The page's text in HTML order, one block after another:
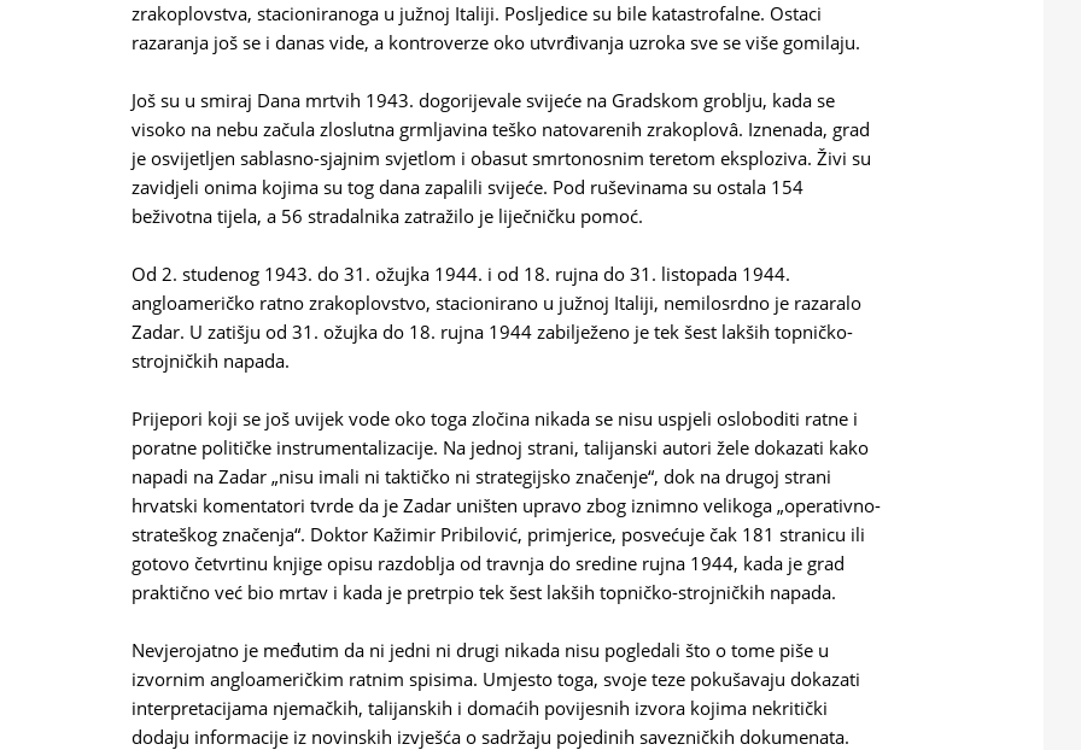
zrakoplovstva, stacioniranoga u južnoj Italiji. Posljedice su bile katastrofalne. Ostaci
razaranja još se i danas vide, a kontroverze oko utvrđivanja uzroka sve se više gomilaju.
Još su u smiraj Dana mrtvih 1943. dogorijevale svijeće na Gradskom groblju, kada se
visoko na nebu začula zloslutna grmljavina teško natovarenih zrakoplovâ. Iznenada, grad
je osvijetljen sablasno-sjajnim svjetlom i obasut smrtonosnim teretom eksploziva. Živi su
zavidjeli onima kojima su tog dana zapalili svijeće. Pod ruševinama su ostala 154
beživotna tijela, a 56 stradalnika zatražilo je liječničku pomoć.
Od 2. studenog 1943. do 31. ožujka 1944. i od 18. rujna do 31. listopada 1944.
angloameričko ratno zrakoplovstvo, stacionirano u južnoj Italiji, nemilosrdno je razaralo
Zadar. U zatišju od 31. ožujka do 18. rujna 1944 zabilježeno je tek šest lakših topničko-
strojničkih napada.
Prijepori koji se još uvijek vode oko toga zločina nikada se nisu uspjeli osloboditi ratne i
poratne političke instrumentalizacije. Na jednoj strani, talijanski autori žele dokazati kako
napadi na Zadar „nisu imali ni taktičko ni strategijsko značenje“, dok na drugoj strani
hrvatski komentatori tvrde da je Zadar uništen upravo zbog iznimno velikoga „operativno-
strateškog značenja“. Doktor Kažimir Pribilović, primjerice, posvećuje čak 181 stranicu ili
gotovo četvrtinu knjige opisu razdoblja od travnja do sredine rujna 1944, kada je grad
praktično već bio mrtav i kada je pretrpio tek šest lakših topničko-strojničkih napada.
Nevjerojatno je međutim da ni jedni ni drugi nikada nisu pogledali što o tome piše u
izvornim angloameričkim ratnim spisima. Umjesto toga, svoje teze pokušavaju dokazati
interpretacijama njemačkih, talijanskih i domaćih povijesnih izvora kojima nekritički
dodaju informacije iz novinskih izvješća o sadržaju pojedinih savezničkih dokumenata.